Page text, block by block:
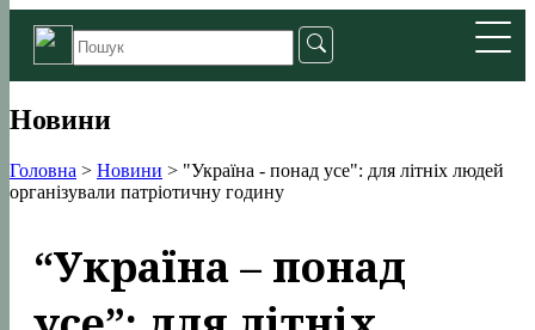
Новини
Головна > Новини > "Україна - понад усе": для літніх людей
організували патріотичну годину
“Україна – понад